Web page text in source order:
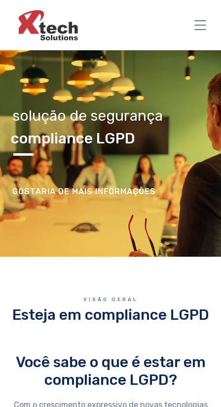
solução de segurança
compliance LGPD
GOSTARIA DE MAIS INFORMAÇÕES
VISÃO GERAL
Esteja em compliance LGPD
Você sabe o que é estar em
compliance LGPD?
Com o crescimento expressivo de novas tecnologias